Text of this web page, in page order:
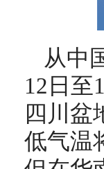
从中
12日至
四川盆
低气温